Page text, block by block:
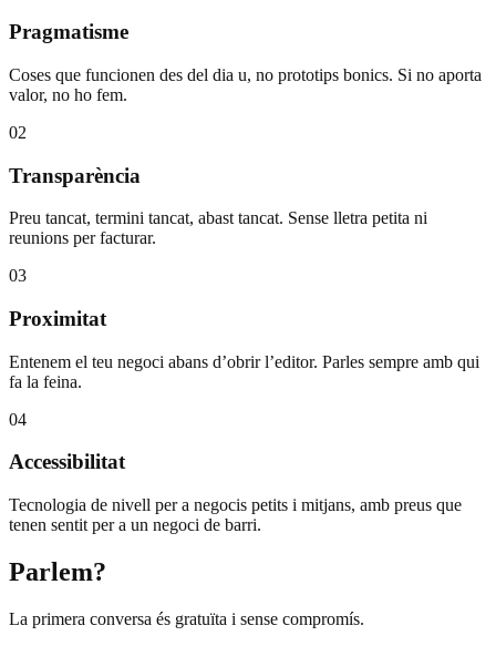
Pragmatisme
Coses que funcionen des del dia u, no prototips bonics. Si no aporta
valor, no ho fem.
02
Transparència
Preu tancat, termini tancat, abast tancat. Sense lletra petita ni
reunions per facturar.
03
Proximitat
Entenem el teu negoci abans d’obrir l’editor. Parles sempre amb qui
fa la feina.
04
Accessibilitat
Tecnologia de nivell per a negocis petits i mitjans, amb preus que
tenen sentit per a un negoci de barri.
Parlem?
La primera conversa és gratuïta i sense compromís.